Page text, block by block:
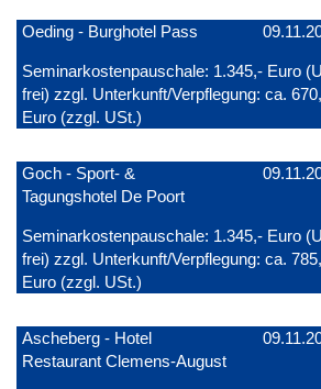
Oeding - Burghotel Pass
Seminarkostenpauschale: 1.345,- Euro
frei) zzgl. Unterkunft/Verpflegung: ca.
Euro (zzgl. USt.)
Goch - Sport- &
Tagungshotel De Poort
Seminarkostenpauschale: 1.345,- Euro
frei) zzgl. Unterkunft/Verpflegung: ca.
Euro (zzgl. USt.)
Ascheberg - Hotel
Restaurant Clemens-August